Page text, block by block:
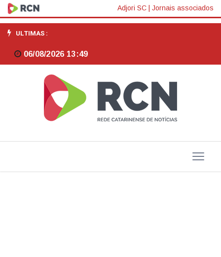
Brasil
precisa
expandir
bilhões
Adjori SC Jornais associados
ULTIMAS :
06/08/2026 13:49